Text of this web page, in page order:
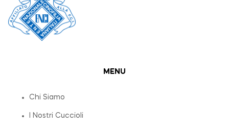
MENU
Chi Siamo
I Nostri Cuccioli